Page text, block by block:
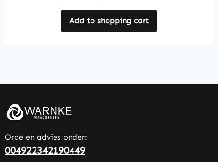
Add to shopping cart
Orde en advies onder:
004922342190449